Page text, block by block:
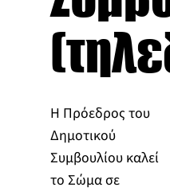
Η Πρόεδρος του
Δημοτικού
Συμβουλίου καλεί
το Σώμα σε